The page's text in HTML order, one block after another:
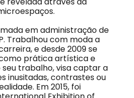
em administração de
Trabalhou com moda a
e desde 2009 se
prática artística e
trabalho, visa captar a
inusitadas, contrastes ou
Em 2015, foi